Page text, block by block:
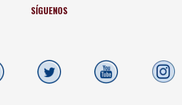
SÍGUENOS